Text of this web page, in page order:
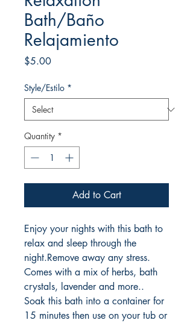
Bath/Baño
Relajamiento
$5.00Price
Style/Estilo *
Quantity *
Add to Cart
Enjoy your nights with this bath to
relax and sleep through the
night.Remove away any stress.
Comes with a mix of herbs, bath
crystals, lavender and more..
Soak this bath into a container for
15 minutes then use on your tub or